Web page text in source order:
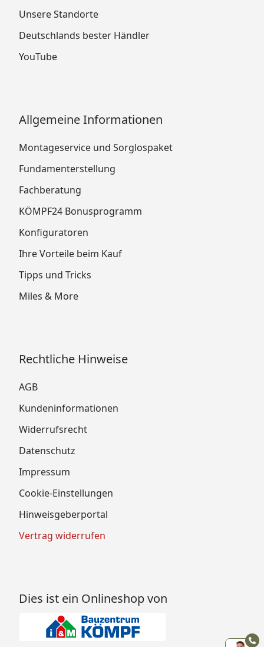
Unsere Standorte
Deutschlands bester Händler
YouTube
Allgemeine Informationen
Montageservice und Sorglospaket
Fundamenterstellung
Fachberatung
KÖMPF24 Bonusprogramm
Konfiguratoren
Ihre Vorteile beim Kauf
Tipps und Tricks
Miles & More
Rechtliche Hinweise
AGB
Kundeninformationen
Widerrufsrecht
Datenschutz
Impressum
Cookie-Einstellungen
Hinweisgeberportal
Vertrag widerrufen
Dies ist ein Onlineshop von